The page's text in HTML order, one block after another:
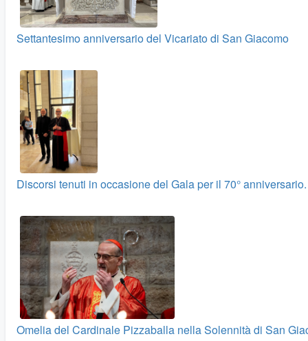
Settantesimo anniversario del Vicariato di San Giacomo
Discorsi tenuti in occasione del Gala per il 70° anniversario.
Omelia del Cardinale Pizzaballa nella Solennità di San